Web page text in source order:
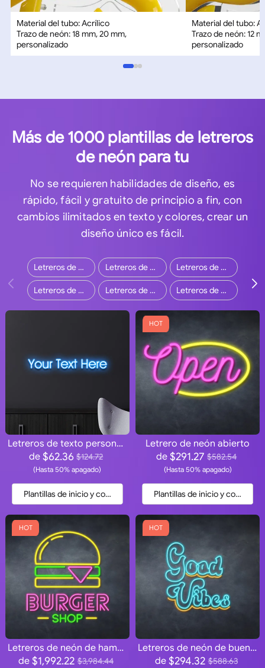
Material del tubo: Acrílico
Trazo de neón: 18 mm, 20 mm,
personalizado
Material del tubo:
Trazo de neón: 12
personalizado
Más de 1000 plantillas de letreros
de neón para tu
No se requieren habilidades de diseño, es
rápido, fácil y gratuito de principio a fin, con
cambios ilimitados en texto y colores, crear un
diseño único es fácil.
Letreros de neón para bodas Letreros de neón para negocios Letreros de neón personalizados
Letreros de neón para el hogar Letreros de neón al aire libre Letreros de neón de barra
Letreros de texto personalizados
de $62.36 $124.72
(Hasta 50% apagado)
Plantillas de inicio y cotización
HOT
Letrero de neón abierto
de $291.27 $582.54
(Hasta 50% apagado)
Plantillas de inicio y cotización
HOT
Letreros de neón de hamburguesería
de$1,992.22 $3,984.44
HOT
Letreros de neón de buenas vibraciones
de$294.32 $588.63